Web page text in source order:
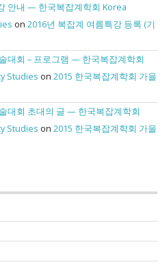
안내 — 한국복잡계학회 Korea
on2016년 복잡계 여름특강 등록 (기
대회 – 프로그램 — 한국복잡계학회
Studies on2015 한국복잡계학회 가을
대회 초대의 글 — 한국복잡계학회
Studies on2015 한국복잡계학회 가을